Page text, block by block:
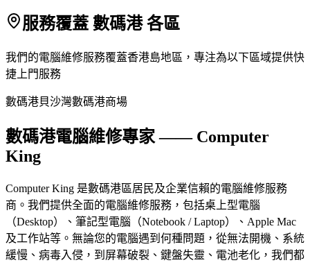
服務覆蓋 數碼港 各區
我們的電腦維修服務覆蓋香港島地區，專注為以下區域提供快
捷上門服務
數碼港貝沙灣數碼港商場
數碼港電腦維修專家 —— Computer
King
Computer King 是數碼港區居民及企業信賴的電腦維修服務
商。我們提供全面的電腦維修服務，包括桌上型電腦
（Desktop）、筆記型電腦（Notebook / Laptop）、Apple Mac
及工作站等。無論您的電腦遇到何種問題，從無法開機、系統
緩慢、病毒入侵，到屏幕破裂、鍵盤失靈、電池老化，我們都